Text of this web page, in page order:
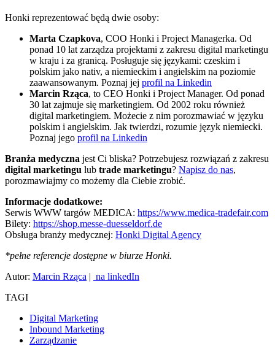
Honki reprezentować będą dwie osoby:
Marta Czapkova, COO Honki i Project Managerka. Od
ponad 10 lat zarządza projektami z zakresu digital marketingu
w kraju i za granicą. Posługuje się językami: czeskim i
polskim jako nativ, a niemieckim i angielskim na poziomie
zaawansowanym. Poznaj jej profil na Linkedin
Marcin Rząca, to CEO Honki i Project Manager. Od ponad
30 lat zajmuje się marketingiem. Od 2002 roku również
digital marketingiem. Możecie z nim porozmawiać w języku
polskim i angielskim. Jak twierdzi, rozumie język niemiecki.
Poznaj jego profil na Linkedin
Branża medyczna jest Ci bliska? Potrzebujesz rozwiązań z zakresu
digital marketingu lub trade marketingu? Napisz do nas,
porozmawiajmy co możemy dla Ciebie zrobić.
Informacje dodatkowe:
Serwis WWW targów MEDICA: https://www.medica-tradefair.com
Bilety: https://shop.messe-duesseldorf.de
Obsługa branży medycznej: Honki Digital Agency
*pełne referencje dostępne w biurze Honki.
Autor: Marcin Rząca | na linkedIn
TAGI
Digital Marketing
Inbound Marketing
Zarządzanie